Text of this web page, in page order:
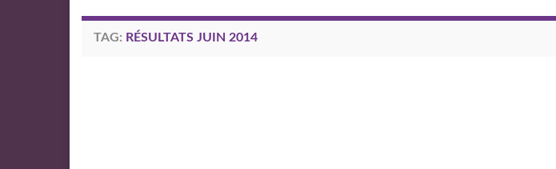
TAG: RÉSULTATS JUIN 2014